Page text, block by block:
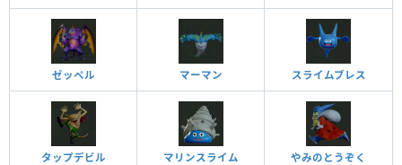
ゼッペル マーマン スライムブレス
タップデビル マリンスライム やみのとうぞく